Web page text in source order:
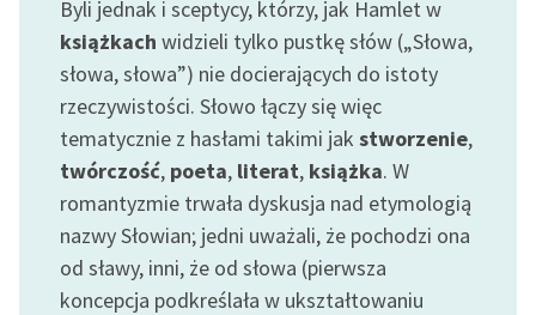
szkolnych i literatury do
słuchania dla uczennic i
uczniów z
niepełnosprawnościami
Feministyczne inspiracje.
Popularyzacja
skandynawskiej literatury
feministycznej
Ręce pełne poezji
Byli jednak i sceptycy, którzy, jak Hamlet w
książkach widzieli tylko pustkę słów („Słowa,
słowa, słowa”) nie docierających do istoty
rzeczywistości. Słowo łączy się więc
tematycznie z hasłami takimi jak stworzenie,
twórczość, poeta, literat, książka. W
romantyzmie trwała dyskusja nad etymologią
nazwy Słowian; jedni uważali, że pochodzi ona
od sławy, inni, że od słowa (pierwsza
koncepcja podkreślała w ukształtowaniu